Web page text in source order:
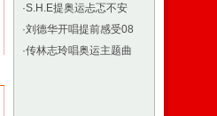
·S.H.E提奥运忐忑不安
·刘德华开唱提前感受08
·传林志玲唱奥运主题曲